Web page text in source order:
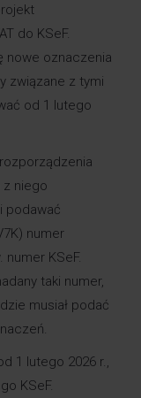
do KSeF.
nowe oznaczenia
związane z tymi
od 1 lutego
z niego
podawać
numer
numer KSeF.
taki numer,
musiał podać
1 lutego 2026 r.,
KSeF.